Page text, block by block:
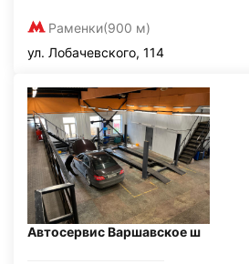
Раменки(900 м)
ул. Лобачевского, 114
Автосервис Варшавское ш